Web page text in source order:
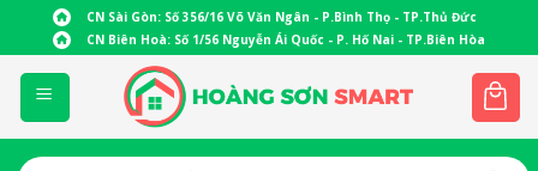
content
CN Sài Gòn: Số 356/16 Võ Văn Ngân - P.Bình Thọ - TP.Thủ Đức
CN Biên Hoà: Số 1/56 Nguyễn Ái Quốc - P. Hố Nai - TP.Biên Hòa
Tìm